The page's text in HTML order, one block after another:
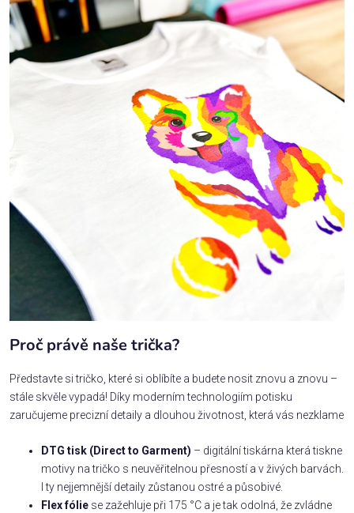
Proč právě naše trička?
Představte si tričko, které si oblíbíte a budete nosit znovu a znovu –
stále skvěle vypadá! Díky moderním technologiím potisku
zaručujeme precizní detaily a dlouhou životnost, která vás nezklame
DTG tisk (Direct to Garment) – digitální tiskárna která tiskne
motivy na tričko s neuvěřitelnou přesností a v živých barvách.
I ty nejjemnější detaily zůstanou ostré a působivé.
Flex fólie se zažehluje při 175 °C a je tak odolná, že zvládne